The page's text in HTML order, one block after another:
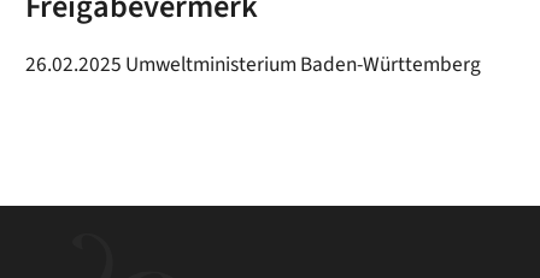
26.02.2025 Umweltministerium Baden-Württemberg